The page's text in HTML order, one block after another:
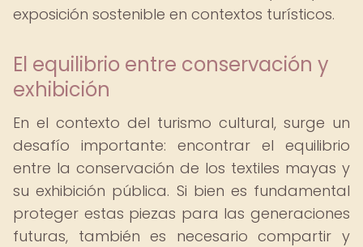
exposición sostenible en contextos turísticos.
El equilibrio entre conservación y
exhibición
En el contexto del turismo cultural, surge un
desafío importante: encontrar el equilibrio
entre la conservación de los textiles mayas y
su exhibición pública. Si bien es fundamental
proteger estas piezas para las generaciones
futuras, también es necesario compartir y